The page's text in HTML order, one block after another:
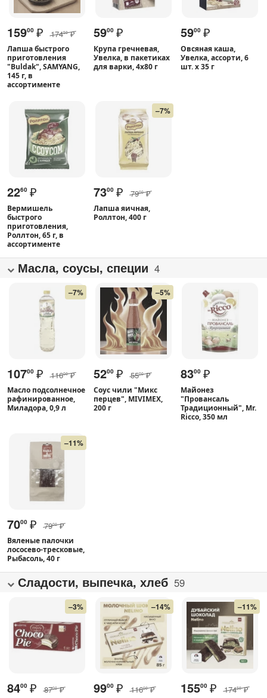
15900 ₽ 17450 ₽
Лапша быстрого
приготовления
"Buldak", SAMYANG,
145 г, в
ассортименте
5900 ₽
Крупа гречневая,
Увелка, в пакетиках
для варки, 4х80 г
5900 ₽
Овсяная каша,
Увелка, ассорти, 6
шт. х 35 г
2260 ₽
Вермишель
быстрого
приготовления,
Роллтон, 65 г, в
ассортименте
–7%
7300 ₽ 7900 ₽
Лапша яичная,
Роллтон, 400 г
Масла, соусы, специи 4
–7%
10700 ₽ 11600 ₽
Масло подсолнечное
рафинированное,
Миладора, 0,9 л
–5%
5200 ₽ 5500 ₽
Соус чили "Микс
перцев", MIVIMEX,
200 г
8300 ₽
Майонез
"Провансаль
Традиционный", Mr.
Ricco, 350 мл
–11%
7000 ₽ 7900 ₽
Вяленые палочки
лососево-тресковые,
Рыбасоль, 40 г
Сладости, выпечка, хлеб 59
–3%
8400 ₽ 8700 ₽
–14%
9900 ₽ 11600 ₽
–11%
15500 ₽ 17450 ₽